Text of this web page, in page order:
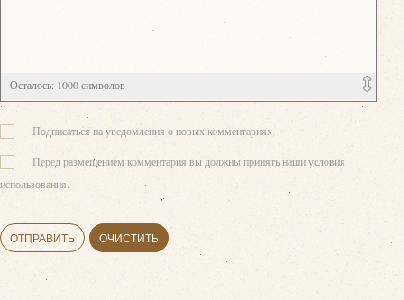
Осталось: 1000символов
Подписаться на уведомления о новых комментариях
Перед размещением комментария вы должны принять наши условия
использования.
ОТПРАВИТЬ ОЧИСТИТЬ